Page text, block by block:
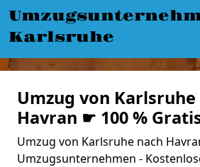
Karlsruhe
Umzug von Karlsruhe
Havran ☛ 100 %
Umzug von Karlsruhe nach
Umzugsunternehmen -